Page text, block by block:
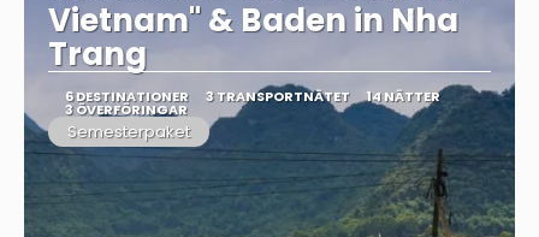
Vietnam" & Baden in Nha
Trang
6 DESTINATIONER 3 TRANSPORTNÄTET 14 NÄTTER
3 ÖVERFÖRINGAR
Semesterpaket